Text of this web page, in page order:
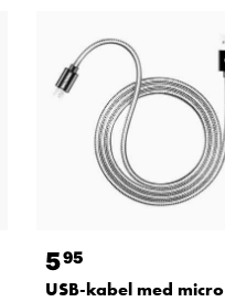
595
USB-kabel med micro